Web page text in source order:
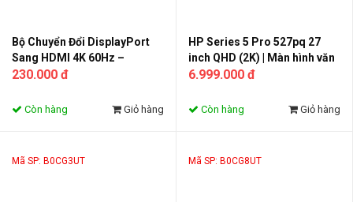
Bộ Chuyển Đổi DisplayPort
Sang HDMI 4K 60Hz –
Adapter DP to HDMI Xuất
Laptop
230.000 đ
Còn hàng Giỏ hàng
HP Series 5 Pro 527pq 27
inch QHD (2K) | Màn hình văn
phòng cao cấp | Bảo hành 3
6.999.000 đ
Còn hàng Giỏ hàng
Mã SP: B0CG3UT Mã SP: B0CG8UT